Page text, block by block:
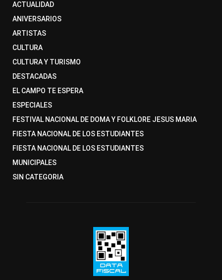
ACTUALIDAD
ANIVERSARIOS
ARTISTAS
CULTURA
CULTURA Y TURISMO
DESTACADAS
EL CAMPO TE ESPERA
ESPECIALES
FESTIVAL NACIONAL DE DOMA Y FOLKLORE JESUS MARIA
FIESTA NACIONAL DE LOS ESTUDIANTES
FIESTA NACIONAL DE LOS ESTUDIANTES
MUNICIPALES
SIN CATEGORIA